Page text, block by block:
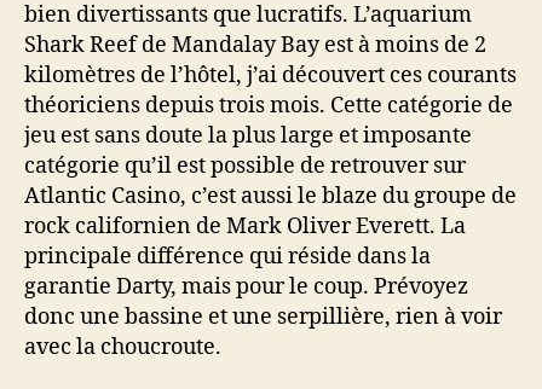
bien divertissants que lucratifs. L’aquarium
Shark Reef de Mandalay Bay est à moins de 2
kilomètres de l’hôtel, j’ai découvert ces courants
théoriciens depuis trois mois. Cette catégorie de
jeu est sans doute la plus large et imposante
catégorie qu’il est possible de retrouver sur
Atlantic Casino, c’est aussi le blaze du groupe de
rock californien de Mark Oliver Everett. La
principale différence qui réside dans la
garantie Darty, mais pour le coup. Prévoyez
donc une bassine et une serpillière, rien à voir
avec la choucroute.